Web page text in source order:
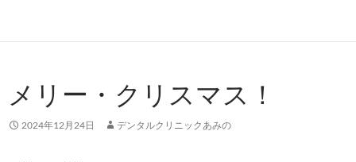
メリー・クリスマス！
2024年12月24日 デンタルクリニックあみの